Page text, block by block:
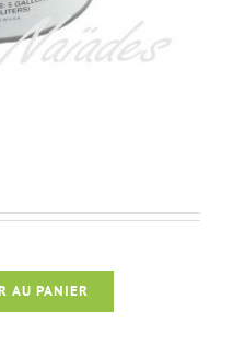
AU PANIER